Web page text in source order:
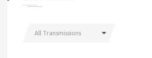
All Transmissions